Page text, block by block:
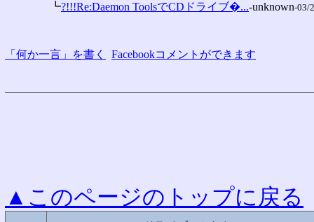
┗?!!!Re:Daemon ToolsでCDドライブ�...-unknown-03/
「何か一言」を書く Facebookコメントができます
▲このページのトップに戻る